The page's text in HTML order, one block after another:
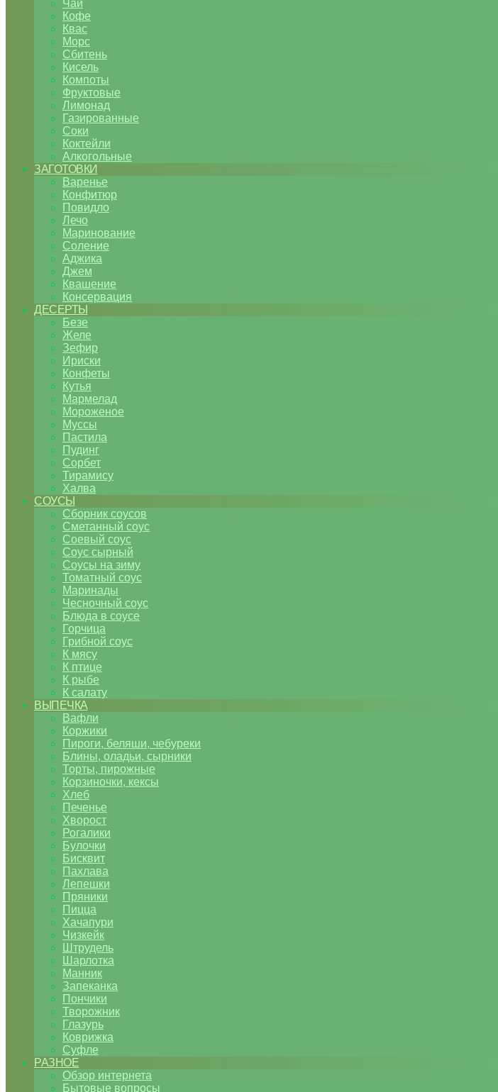
Чай
Кофе
Квас
Морс
Сбитень
Кисель
Компоты
Фруктовые
Лимонад
Газированные
Соки
Коктейли
Алкогольные
ЗАГОТОВКИ
Варенье
Конфитюр
Повидло
Лечо
Маринование
Соление
Аджика
Джем
Квашение
Консервация
ДЕСЕРТЫ
Безе
Желе
Зефир
Ириски
Конфеты
Кутья
Мармелад
Мороженое
Муссы
Пастила
Пудинг
Сорбет
Тирамису
Халва
СОУСЫ
Сборник соусов
Сметанный соус
Соевый соус
Соус сырный
Соусы на зиму
Томатный соус
Маринады
Чесночный соус
Блюда в соусе
Горчица
Грибной соус
К мясу
К птице
К рыбе
К салату
ВЫПЕЧКА
Вафли
Коржики
Пироги, беляши, чебуреки
Блины, оладьи, сырники
Торты, пирожные
Корзиночки, кексы
Хлеб
Печенье
Хворост
Рогалики
Булочки
Бисквит
Пахлава
Лепешки
Пряники
Пицца
Хачапури
Чизкейк
Штрудель
Шарлотка
Манник
Запеканка
Пончики
Творожник
Глазурь
Коврижка
Суфле
РАЗНОЕ
Обзор интернета
Бытовые вопросы